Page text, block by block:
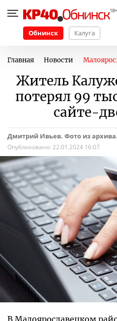
Обнинск Калуга
Главная Новости
Житель
потерял 99
сайте-
Дмитрий Ивьев. Фото из архива.
Опубликовано: 22.01.2024 16:07